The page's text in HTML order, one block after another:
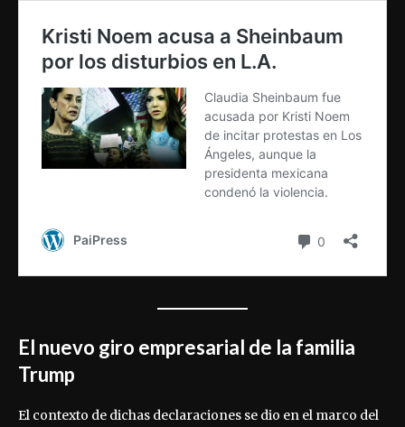
El nuevo giro empresarial de la familia
Trump
El contexto de dichas declaraciones se dio en el marco del